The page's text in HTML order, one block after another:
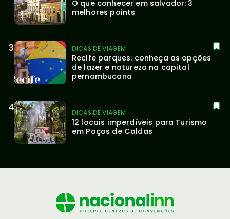
O que conhecer em salvador: 3
melhores points
DICAS DE VIAGEM
Recife parques: conheça as opções
de lazer e natureza na capital
pernambucana
DICAS DE VIAGEM
12 locais imperdíveis para Turismo
em Poços de Caldas